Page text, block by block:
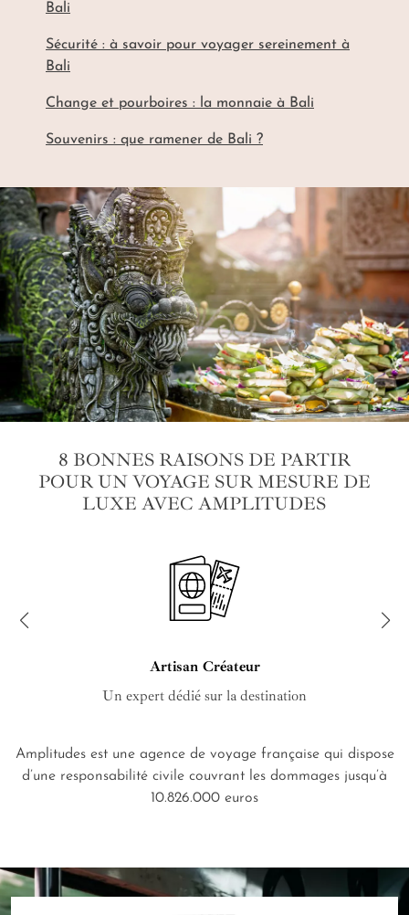
Bali
Sécurité : à savoir pour voyager sereinement à
Bali
Change et pourboires : la monnaie à Bali
Souvenirs : que ramener de Bali ?
8 BONNES RAISONS DE PARTIR
POUR UN VOYAGE SUR MESURE DE
LUXE AVEC AMPLITUDES
Artisan Créateur
Un expert dédié sur la destination
Amplitudes est une agence de voyage française qui dispose
d’une responsabilité civile couvrant les dommages jusqu’à
10.826.000 euros